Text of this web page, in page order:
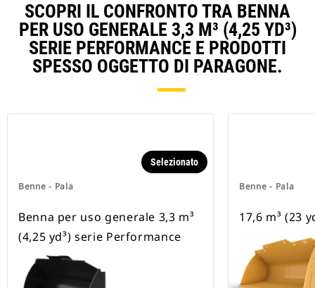
SCOPRI IL CONFRONTO TRA BENNA
PER USO GENERALE 3,3 M³ (4,25 YD³)
SERIE PERFORMANCE E PRODOTTI
SPESSO OGGETTO DI PARAGONE.
Benne - Pala
Selezionato
Benna per uso generale 3,3 m³
(4,25 yd³) serie Performance
Benne - Pala
17,6 m³ (23